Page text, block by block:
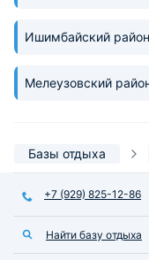
Ишимбайский район
Мелеузовский
Базы отдыха
+7 (929) 825-12-86
Найти базу отдыха